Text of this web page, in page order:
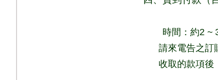
時間： 約2 ~
請來電告之訂
收取的款項後